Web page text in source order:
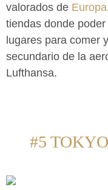
valorados de Europa
tiendas donde
lugares para comer
secundario de la
Lufthansa.
#5